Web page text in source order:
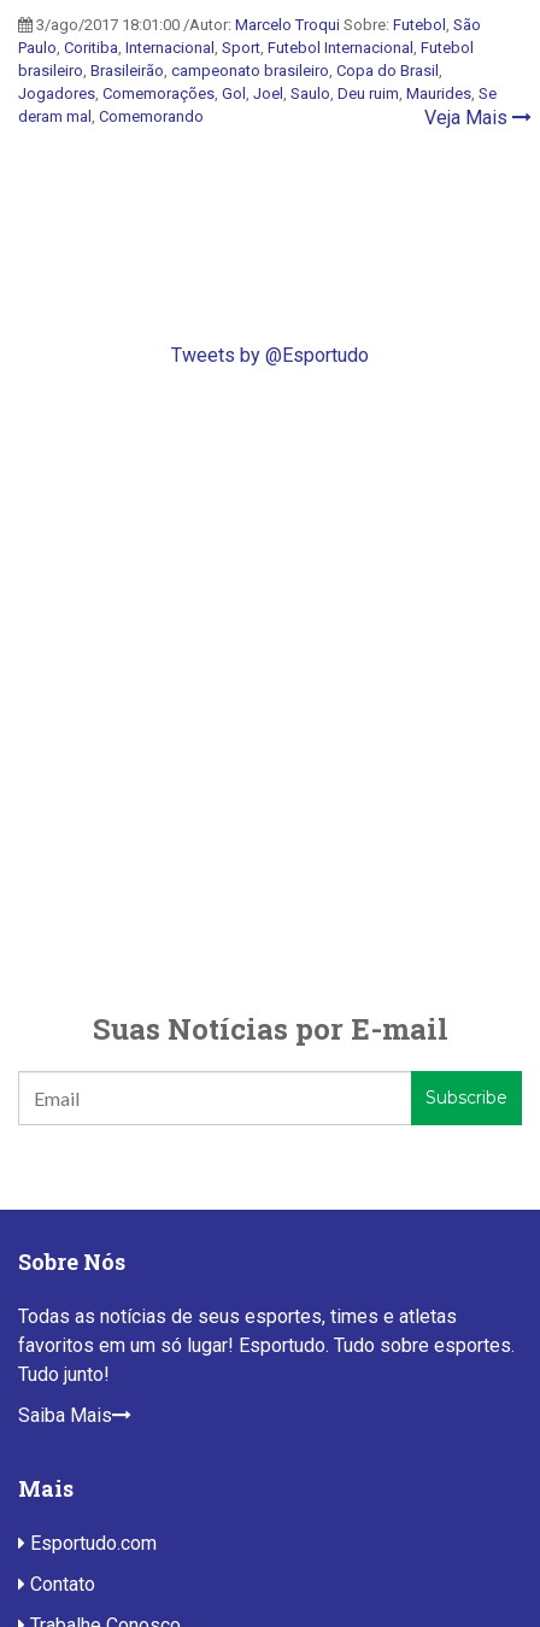
3/ago/2017 18:01:00 /Autor: Marcelo Troqui Sobre: Futebol São
Paulo Coritiba Internacional Sport Futebol Internacional Futebol
brasileiro Brasileirão campeonato brasileiro Copa do Brasil
Jogadores Comemorações Gol Joel Saulo Deu ruim Maurides Se
deram mal Comemorando Veja Mais
Tweets by @Esportudo
Suas Notícias por E-mail
Sobre Nós
Todas as notícias de seus esportes, times e atletas
favoritos em um só lugar! Esportudo. Tudo sobre esportes.
Tudo junto!
Saiba Mais
Mais
Esportudo.com
Contato